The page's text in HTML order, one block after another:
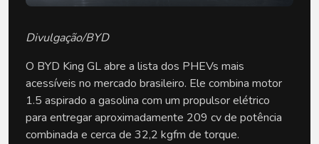
Divulgação/BYD
O BYD King GL abre a lista dos PHEVs mais
acessíveis no mercado brasileiro. Ele combina motor
1.5 aspirado a gasolina com um propulsor elétrico
para entregar aproximadamente 209 cv de potência
combinada e cerca de 32,2 kgfm de torque.